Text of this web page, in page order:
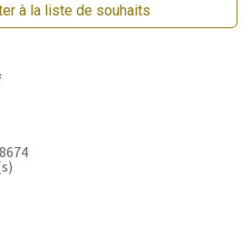
à la liste de souhaits